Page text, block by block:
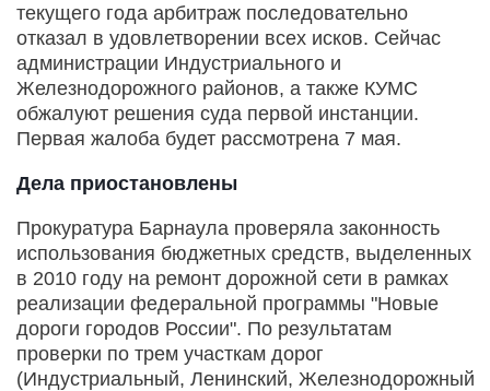
текущего года арбитраж последовательно
отказал в удовлетворении всех исков. Сейчас
администрации Индустриального и
Железнодорожного районов, а также КУМС
обжалуют решения суда первой инстанции.
Первая жалоба будет рассмотрена 7 мая.
Дела приостановлены
Прокуратура Барнаула проверяла законность
использования бюджетных средств, выделенных
в 2010 году на ремонт дорожной сети в рамках
реализации федеральной программы "Новые
дороги городов России". По результатам
проверки по трем участкам дорог
(Индустриальный, Ленинский, Железнодорожный